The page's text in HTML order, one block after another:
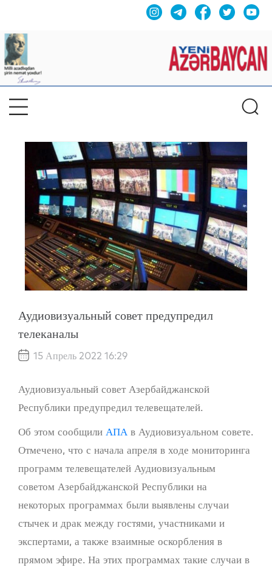
Аудиовизуальный совет предупредил
телеканалы
15 Апрель 2022 16:29
Аудиовизуальный совет Азербайджанской
Республики предупредил телевещателей.
Об этом сообщили АПА в Аудиовизуальном совете.
Отмечено, что с начала апреля в ходе мониторинга
программ телевещателей Аудиовизуальным
советом Азербайджанской Республики на
некоторых программах были выявлены случаи
стычек и драк между гостями, участниками и
экспертами, а также взаимные оскорбления в
прямом эфире. На этих программах такие случаи в